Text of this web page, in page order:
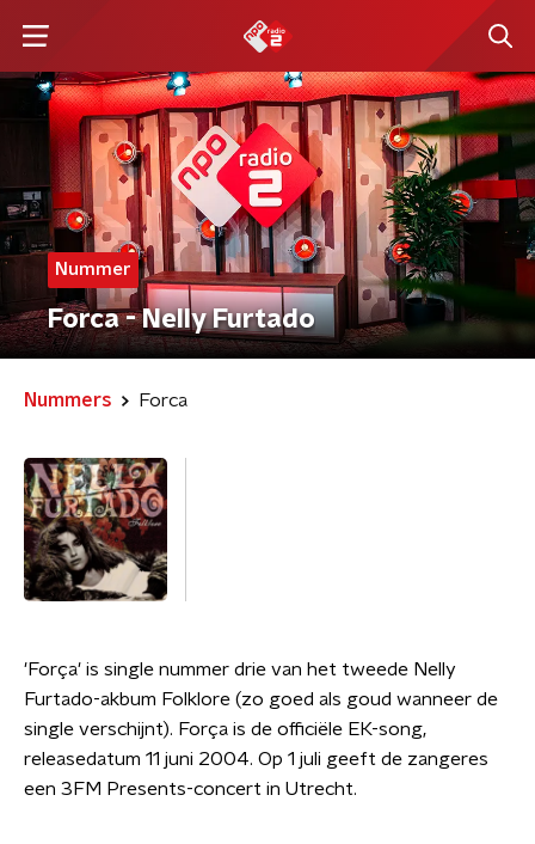
Nummer
Forca - Nelly Furtado
Nummers Forca
'Força' is single nummer drie van het tweede Nelly
Furtado-akbum Folklore (zo goed als goud wanneer de
single verschijnt). Força is de officiële EK-song,
releasedatum 11 juni 2004. Op 1 juli geeft de zangeres
een 3FM Presents-concert in Utrecht.